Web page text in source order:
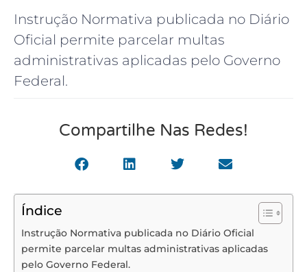
Instrução Normativa publicada no Diário
Oficial permite parcelar multas
administrativas aplicadas pelo Governo
Federal.
Compartilhe Nas Redes!
Índice
Instrução Normativa publicada no Diário Oficial
permite parcelar multas administrativas aplicadas
pelo Governo Federal.